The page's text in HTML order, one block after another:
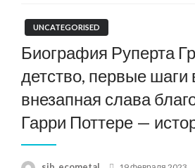
UNCATEGORISED
Биография Руперта
детство, первые шаги
внезапная слава
Гарри Поттере —
Posted